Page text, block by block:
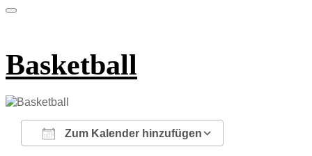
Basketball
Zum Kalender hinzufügen